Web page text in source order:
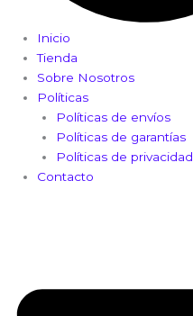
Inicio
Tienda
Sobre Nosotros
Políticas
Políticas de envíos
Políticas de garantías
Políticas de privacidad
Contacto